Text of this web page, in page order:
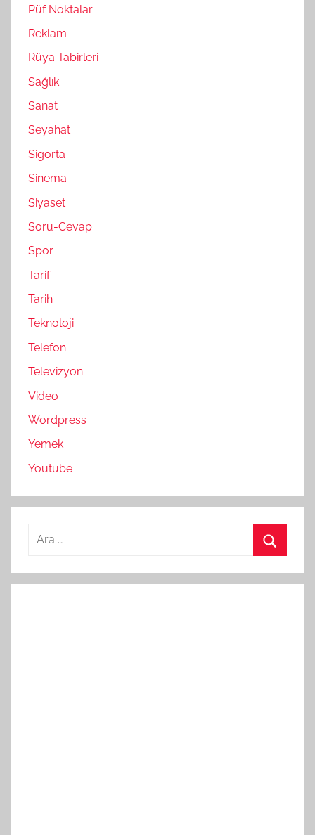
Püf Noktalar
Reklam
Rüya Tabirleri
Sağlık
Sanat
Seyahat
Sigorta
Sinema
Siyaset
Soru-Cevap
Spor
Tarif
Tarih
Teknoloji
Telefon
Televizyon
Video
Wordpress
Yemek
Youtube
Arama: